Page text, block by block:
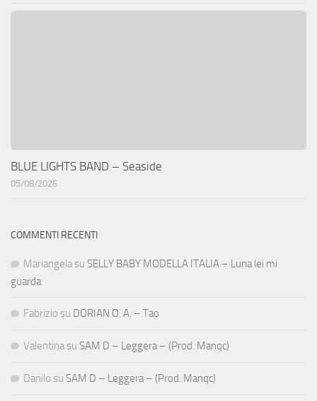
BLUE LIGHTS BAND – Seaside
05/08/2026
COMMENTI RECENTI
Mariangela su SELLY BABY MODELLA ITALIA – Luna lei mi
guarda
Fabrizio su DORIAN O. A. – Tao
Valentina su SAM D – Leggera – (Prod. Manqc)
Danilo su SAM D – Leggera – (Prod. Manqc)